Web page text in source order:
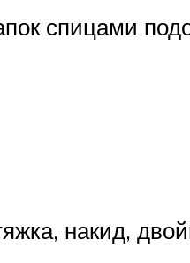
спицами
накид,